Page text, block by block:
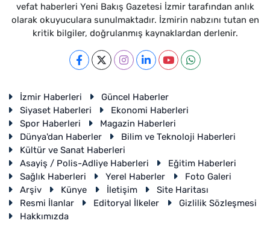
vefat haberleri Yeni Bakış Gazetesi İzmir tarafından anlık
olarak okuyuculara sunulmaktadır. İzmirin nabzını tutan en
kritik bilgiler, doğrulanmış kaynaklardan derlenir.
İzmir Haberleri
Güncel Haberler
Siyaset Haberleri
Ekonomi Haberleri
Spor Haberleri
Magazin Haberleri
Dünya'dan Haberler
Bilim ve Teknoloji Haberleri
Kültür ve Sanat Haberleri
Asayiş / Polis-Adliye Haberleri
Eğitim Haberleri
Sağlık Haberleri
Yerel Haberler
Foto Galeri
Arşiv
Künye İletişim
Site Haritası
Resmi İlanlar
Editoryal İlkeler
Gizlilik Sözleşmesi
Hakkımızda